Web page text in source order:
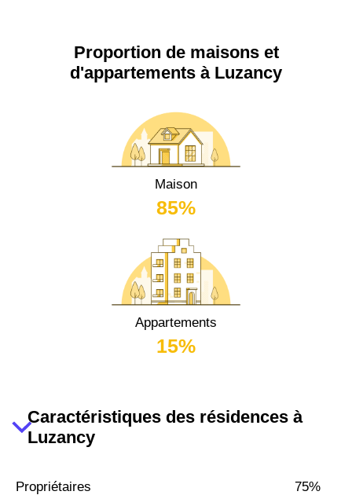
Proportion de maisons et
d'appartements à Luzancy
Maison
85%
Appartements
15%
Caractéristiques des résidences à
Luzancy
Propriétaires 75%